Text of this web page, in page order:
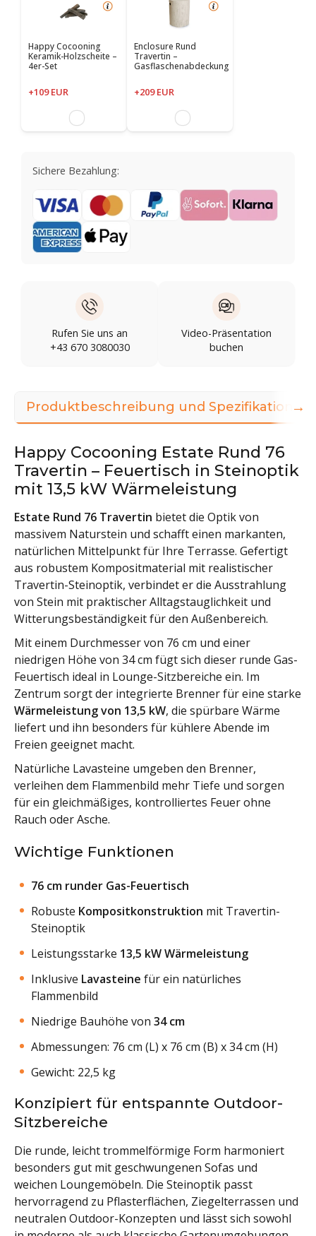
Happy Cocooning
Keramik-Holzscheite –
4er-Set
+109 EUR
Enclosure Rund
Travertin –
Gasflaschenabdeckung
+209 EUR
Sichere Bezahlung:
Rufen Sie uns an
+43 670 3080030
Video-Präsentation
buchen
Produktbeschreibung und Spezifikationen
Happy Cocooning Estate Rund 76
Travertin – Feuertisch in Steinoptik
mit 13,5 kW Wärmeleistung
Estate Rund 76 Travertin bietet die Optik von
massivem Naturstein und schafft einen markanten,
natürlichen Mittelpunkt für Ihre Terrasse. Gefertigt
aus robustem Kompositmaterial mit realistischer
Travertin-Steinoptik, verbindet er die Ausstrahlung
von Stein mit praktischer Alltagstauglichkeit und
Witterungsbeständigkeit für den Außenbereich.
Mit einem Durchmesser von 76 cm und einer
niedrigen Höhe von 34 cm fügt sich dieser runde Gas-
Feuertisch ideal in Lounge-Sitzbereiche ein. Im
Zentrum sorgt der integrierte Brenner für eine starke
Wärmeleistung von 13,5 kW, die spürbare Wärme
liefert und ihn besonders für kühlere Abende im
Freien geeignet macht.
Natürliche Lavasteine umgeben den Brenner,
verleihen dem Flammenbild mehr Tiefe und sorgen
für ein gleichmäßiges, kontrolliertes Feuer ohne
Rauch oder Asche.
Wichtige Funktionen
76 cm runder Gas-Feuertisch
Robuste Kompositkonstruktion mit Travertin-
Steinoptik
Leistungsstarke 13,5 kW Wärmeleistung
Inklusive Lavasteine für ein natürliches
Flammenbild
Niedrige Bauhöhe von 34 cm
Abmessungen: 76 cm (L) x 76 cm (B) x 34 cm (H)
Gewicht: 22,5 kg
Konzipiert für entspannte Outdoor-
Sitzbereiche
Die runde, leicht trommelförmige Form harmoniert
besonders gut mit geschwungenen Sofas und
weichen Loungemöbeln. Die Steinoptik passt
hervorragend zu Pflasterflächen, Ziegelterrassen und
neutralen Outdoor-Konzepten und lässt sich sowohl
→